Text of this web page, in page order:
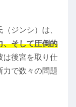
ジンシ）は、
、そして圧倒的
は後宮を取り仕
力で数々の問題